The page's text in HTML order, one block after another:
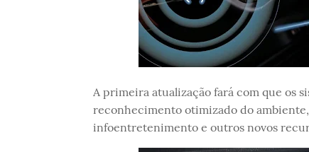
A primeira atualização fará com que os
reconhecimento otimizado do
infoentretenimento e outros novos